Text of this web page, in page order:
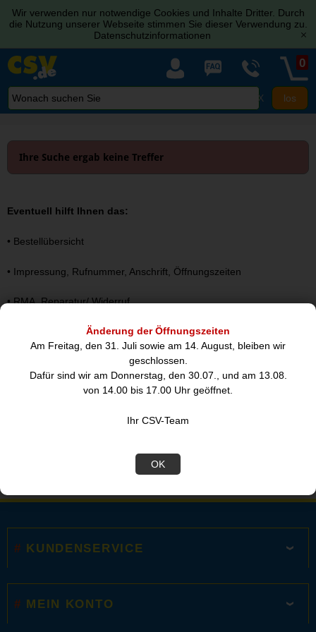
Wir verwenden nur notwendige Cookies und Inhalte Dritter. Durch
die Nutzung unserer Webseite stimmen Sie dieser Verwendung zu.
Datenschutzinformationen
[x]
Änderung der Öffnungszeiten
Am Freitag, den 31. Juli sowie am 14. August, bleiben wir
geschlossen.
Dafür sind wir am Donnerstag, den 30.07., und am 13.08.
von 14.00 bis 17.00 Uhr geöffnet.
Ihr CSV-Team
OK
X
0
Ihre Suche ergab keine Treffer
Eventuell hilft Ihnen das:
• Bestellübersicht
• Impressung, Rufnummer, Anschrift, Öffnungszeiten
•RMA, Reparatur/ Widerruf
Werkstatt/ Service
Computer, Notebook
Mobile Devices, Telefon
KUNDENSERVICE
MEIN KONTO